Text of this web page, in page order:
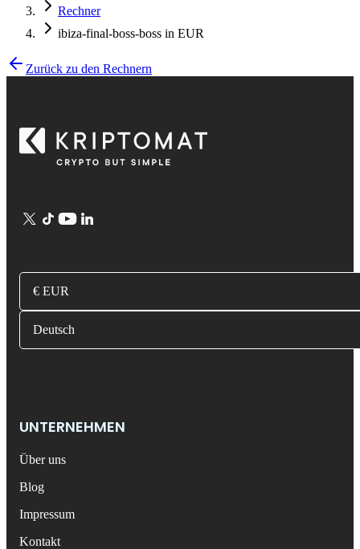
Rechner
ibiza-final-boss-boss in EUR
Zurück zu den Rechnern
€ EUR
Deutsch
UNTERNEHMEN
Über uns
Blog
Impressum
Kontakt